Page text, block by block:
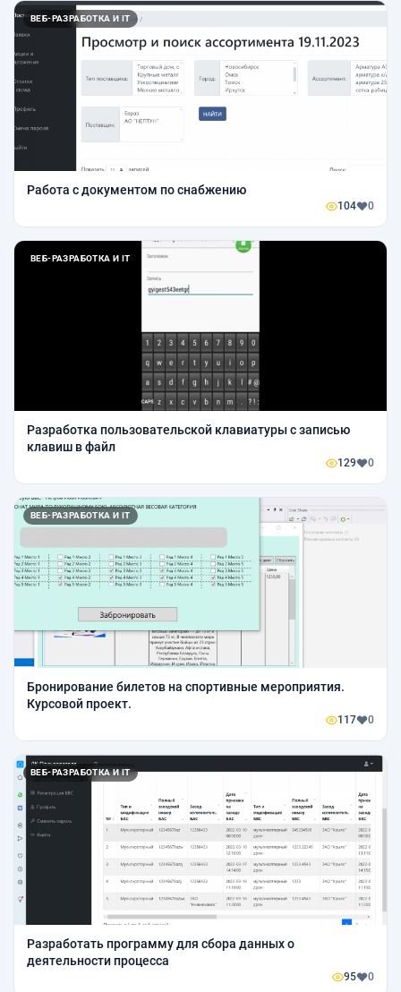
ВЕБ-РАЗРАБОТКА И IT
Работа с документом по снабжению
104 0
ВЕБ-РАЗРАБОТКА И IT
Разработка пользовательской клавиатуры с записью
клавиш в файл
129 0
ВЕБ-РАЗРАБОТКА И IT
Бронирование билетов на спортивные мероприятия.
Курсовой проект.
117 0
ВЕБ-РАЗРАБОТКА И IT
Разработать программу для сбора данных о
деятельности процесса
95 0